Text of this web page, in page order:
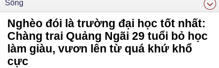
Sống
Nghèo đói là trường đại học tốt nhất:
Chàng trai Quảng Ngãi 29 tuổi bỏ học
làm giàu, vươn lên từ quá khứ khổ
cực